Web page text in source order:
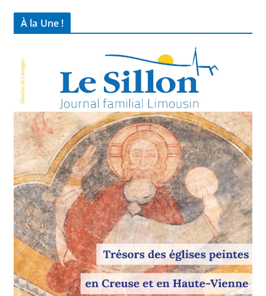
À la Une !